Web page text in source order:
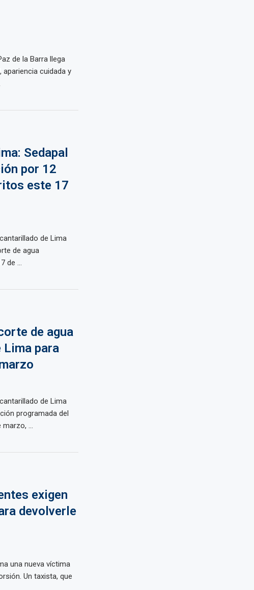
de la Barra llega
cuidada y
Sedapal
por 12
este 17
de Lima
de agua
de ...
de agua
para
de Lima
programada del
...
exigen
devolverle
una nueva víctima
Un taxista, que